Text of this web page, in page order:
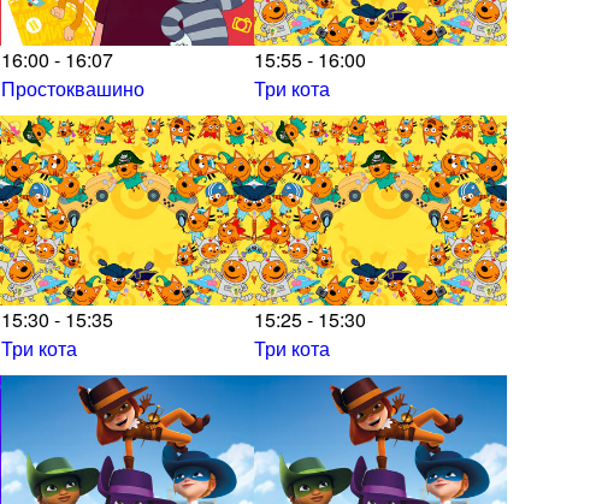
16:00 - 16:07
Простоквашино
15:55 - 16:00
Три кота
15:30 - 15:35
Три кота
15:25 - 15:30
Три кота